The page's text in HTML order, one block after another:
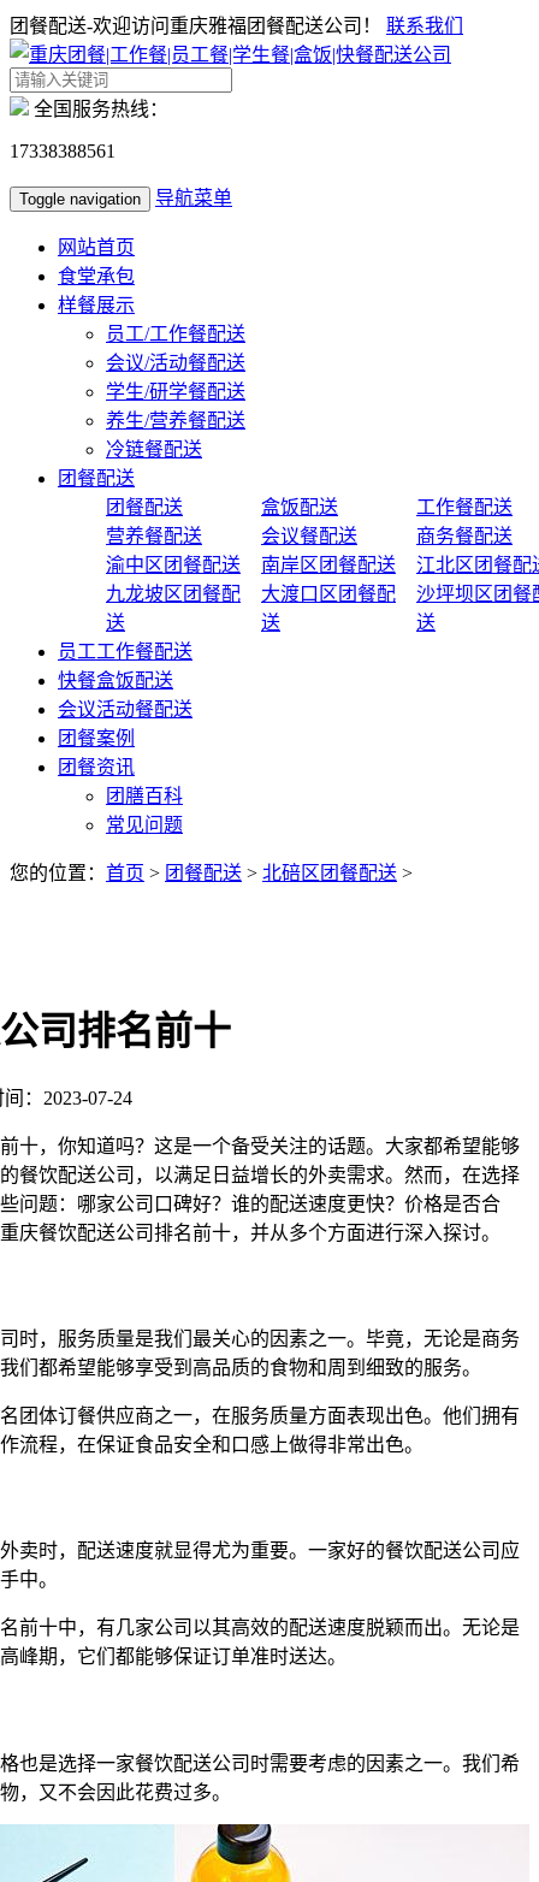
团餐配送-欢迎访问重庆雅福团餐配送公司！ 联系我们
全国服务热线：
17338388561
Toggle navigation 导航菜单
网站首页
食堂承包
样餐展示
员工/工作餐配送
会议/活动餐配送
学生/研学餐配送
养生/营养餐配送
冷链餐配送
团餐配送
团餐配送
盒饭配送
工作餐配送
营养餐配送
会议餐配送
商务餐配送
渝中区团餐配送
南岸区团餐配送
江北区团餐配
九龙坡区团餐配
送
大渡口区团餐配
送
沙坪坝区团餐
送
员工工作餐配送
快餐盒饭配送
会议活动餐配送
团餐案例
团餐资讯
团膳百科
常见问题
您的位置： 首页 > 团餐配送 > 北碚区团餐配送 >
司排名前十
：2023-07-24
十，你知道吗？这是一个备受关注的话题。大家都希望能够
餐饮配送公司，以满足日益增长的外卖需求。然而，在选择
问题：哪家公司口碑好？谁的配送速度更快？价格是否合
庆餐饮配送公司排名前十，并从多个方面进行深入探讨。
时，服务质量是我们最关心的因素之一。毕竟，无论是商务
们都希望能够享受到高品质的食物和周到细致的服务。
团体订餐供应商之一，在服务质量方面表现出色。他们拥有
流程，在保证食品安全和口感上做得非常出色。
卖时，配送速度就显得尤为重要。一家好的餐饮配送公司应
中。
前十中，有几家公司以其高效的配送速度脱颖而出。无论是
峰期，它们都能够保证订单准时送达。
也是选择一家餐饮配送公司时需要考虑的因素之一。我们希
，又不会因此花费过多。